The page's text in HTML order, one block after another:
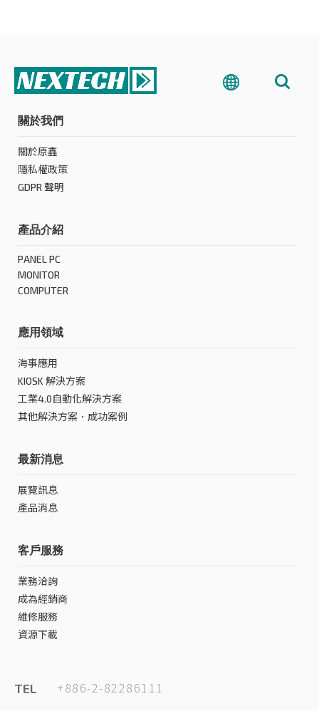
關於我們
關於原鑫
隱私權政策
GDPR 聲明
產品介紹
PANEL PC
MONITOR
COMPUTER
應用領域
海事應用
KIOSK 解決方案
工業4.0自動化解決方案
其他解決方案．成功案例
最新消息
展覽訊息
產品消息
客戶服務
業務洽詢
成為經銷商
維修服務
資源下載
TEL +886-2-82286111